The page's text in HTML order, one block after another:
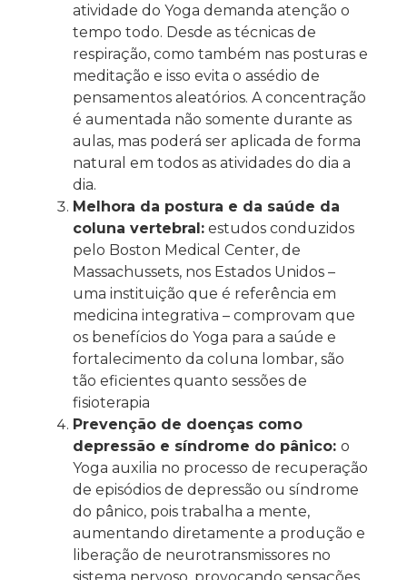
atividade do Yoga demanda atenção o
tempo todo. Desde as técnicas de
respiração, como também nas posturas e
meditação e isso evita o assédio de
pensamentos aleatórios. A concentração
é aumentada não somente durante as
aulas, mas poderá ser aplicada de forma
natural em todos as atividades do dia a
dia.
Melhora da postura e da saúde da
coluna vertebral: estudos conduzidos
pelo Boston Medical Center, de
Massachussets, nos Estados Unidos –
uma instituição que é referência em
medicina integrativa – comprovam que
os benefícios do Yoga para a saúde e
fortalecimento da coluna lombar, são
tão eficientes quanto sessões de
fisioterapia
Prevenção de doenças como
depressão e síndrome do pânico: o
Yoga auxilia no processo de recuperação
de episódios de depressão ou síndrome
do pânico, pois trabalha a mente,
aumentando diretamente a produção e
liberação de neurotransmissores no